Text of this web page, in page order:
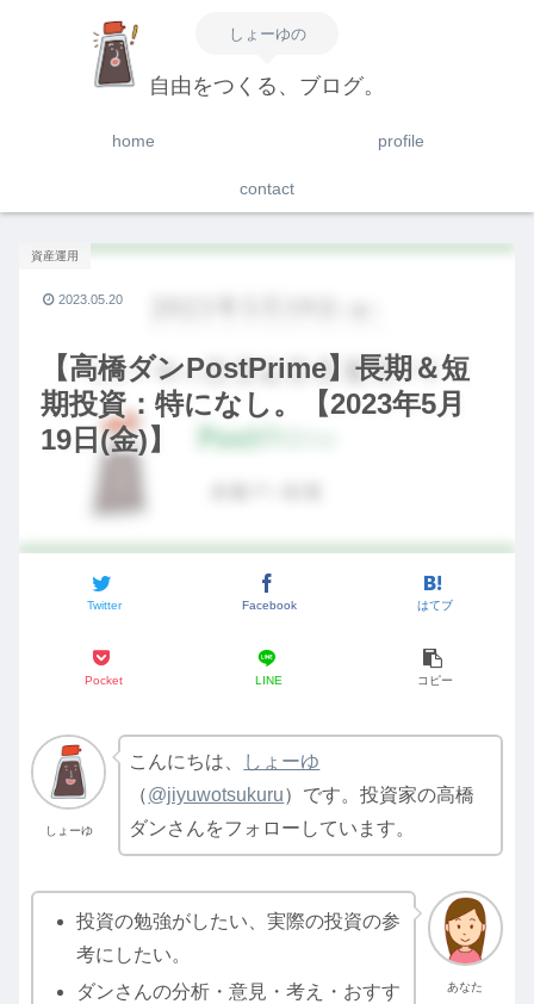
しょーゆの
自由をつくる、ブログ。
home profile
contact
【高橋ダンPostPrime】長期＆短
期投資：特になし。【2023年5月
19日(金)】
資産運用
Twitter Facebook はてブ
Pocket LINE コピー
2023.05.20
しょーゆ
こんにちは、
しょーゆ
（@jiyuwotsukuru）です。投資家の高橋
ダンさんをフォローしています。
あなた
投資の勉強がしたい、実際の投資の参
考にしたい。
ダンさんの分析・意見・考え・おすす